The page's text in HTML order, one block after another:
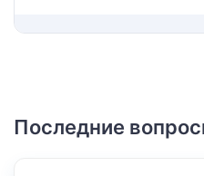
Последние